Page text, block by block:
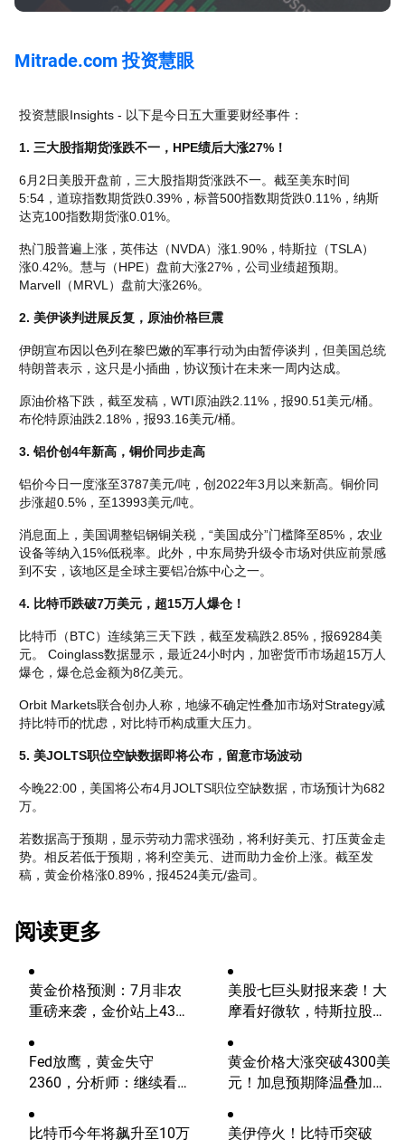
Mitrade.com 投资慧眼
投资慧眼Insights - 以下是今日五大重要财经事件：
1. 三大股指期货涨跌不一，HPE绩后大涨27%！
6月2日美股开盘前，三大股指期货涨跌不一。截至美东时间
5:54，道琼指数期货跌0.39%，标普500指数期货跌0.11%，纳斯
达克100指数期货涨0.01%。
热门股普遍上涨，英伟达（NVDA）涨1.90%，特斯拉（TSLA）
涨0.42%。慧与（HPE）盘前大涨27%，公司业绩超预期。
Marvell（MRVL）盘前大涨26%。
2. 美伊谈判进展反复，原油价格巨震
伊朗宣布因以色列在黎巴嫩的军事行动为由暂停谈判，但美国总统
特朗普表示，这只是小插曲，协议预计在未来一周内达成。
原油价格下跌，截至发稿，WTI原油跌2.11%，报90.51美元/桶。
布伦特原油跌2.18%，报93.16美元/桶。
3. 铝价创4年新高，铜价同步走高
铝价今日一度涨至3787美元/吨，创2022年3月以来新高。铜价同
步涨超0.5%，至13993美元/吨。
消息面上，美国调整铝钢铜关税，“美国成分”门槛降至85%，农业
设备等纳入15%低税率。此外，中东局势升级令市场对供应前景感
到不安，该地区是全球主要铝冶炼中心之一。
4. 比特币跌破7万美元，超15万人爆仓！
比特币（BTC）连续第三天下跌，截至发稿跌2.85%，报69284美
元。 Coinglass数据显示，最近24小时内，加密货币市场超15万人
爆仓，爆仓总金额为8亿美元。
Orbit Markets联合创办人称，地缘不确定性叠加市场对Strategy减
持比特币的忧虑，对比特币构成重大压力。
5. 美JOLTS职位空缺数据即将公布，留意市场波动
今晚22:00，美国将公布4月JOLTS职位空缺数据，市场预计为682
万。
若数据高于预期，显示劳动力需求强劲，将利好美元、打压黄金走
势。相反若低于预期，将利空美元、进而助力金价上涨。截至发
稿，黄金价格涨0.89%，报4524美元/盎司。
阅读更多
黄金价格预测：7月非农
重磅来袭，金价站上4300
美股七巨头财报来袭！大
摩看好微软，特斯拉股价
Fed放鹰，黄金失守
2360，分析师：继续看
黄金价格大涨突破4300美
元！加息预期降温叠加央
比特币今年将飙升至10万
美伊停火！比特币突破